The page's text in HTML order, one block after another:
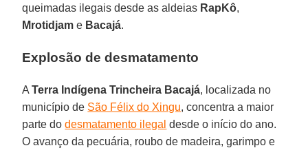
queimadas ilegais desde as aldeias RapKô,
Mrotidjam e Bacajá.
Explosão de desmatamento
ATerra Indígena Trincheira Bacajá, localizada no
município de São Félix do Xingu, concentra a maior
parte dodesmatamento ilegal desde o início do ano.
O avanço da pecuária, roubo de madeira, garimpo e